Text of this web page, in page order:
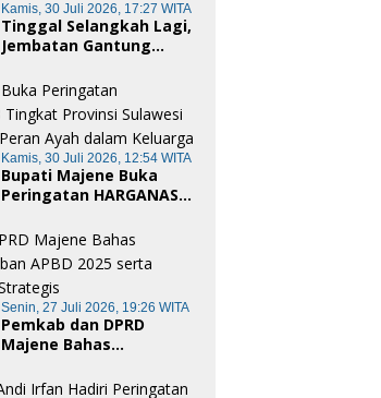
Kamis, 30 Juli 2026, 17:27 WITA
Tinggal Selangkah Lagi,
Jembatan Gantung
1401/Majene Siap
Digunakan Masyarakat
Kamis, 30 Juli 2026, 12:54 WITA
Bupati Majene Buka
Peringatan HARGANAS
Sulawesi Barat,
Gaungkan Peran Ayah
dalam Keluarga
Senin, 27 Juli 2026, 19:26 WITA
Pemkab dan DPRD
Majene Bahas
APBD 2025 serta Empat